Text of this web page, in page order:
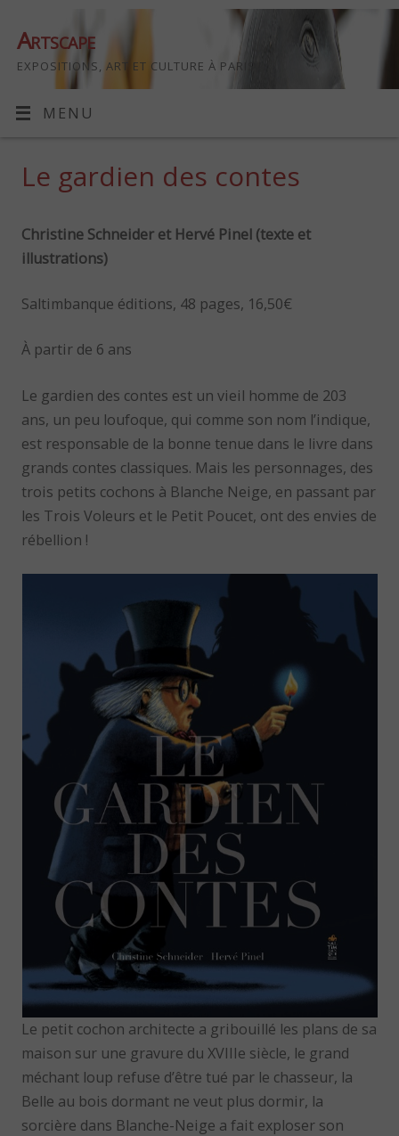
Artscape
EXPOSITIONS, ART ET CULTURE À PARIS
MENU
Le gardien des contes
Christine Schneider et Hervé Pinel (texte et
illustrations)
Saltimbanque éditions, 48 pages, 16,50€
À partir de 6 ans
Le gardien des contes est un vieil homme de 203
ans, un peu loufoque, qui comme son nom l’indique,
est responsable de la bonne tenue dans le livre dans
grands contes classiques. Mais les personnages, des
trois petits cochons à Blanche Neige, en passant par
les Trois Voleurs et le Petit Poucet, ont des envies de
rébellion !
Le petit cochon architecte a gribouillé les plans de sa
maison sur une gravure du XVIIIe siècle, le grand
méchant loup refuse d’être tué par le chasseur, la
Belle au bois dormant ne veut plus dormir, la
sorcière dans Blanche-Neige a fait exploser son